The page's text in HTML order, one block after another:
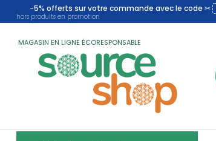
-5% offerts sur votre commande avec le code ✂
hors produits en promotion
MAGASIN EN LIGNE ÉCORESPONSABLE